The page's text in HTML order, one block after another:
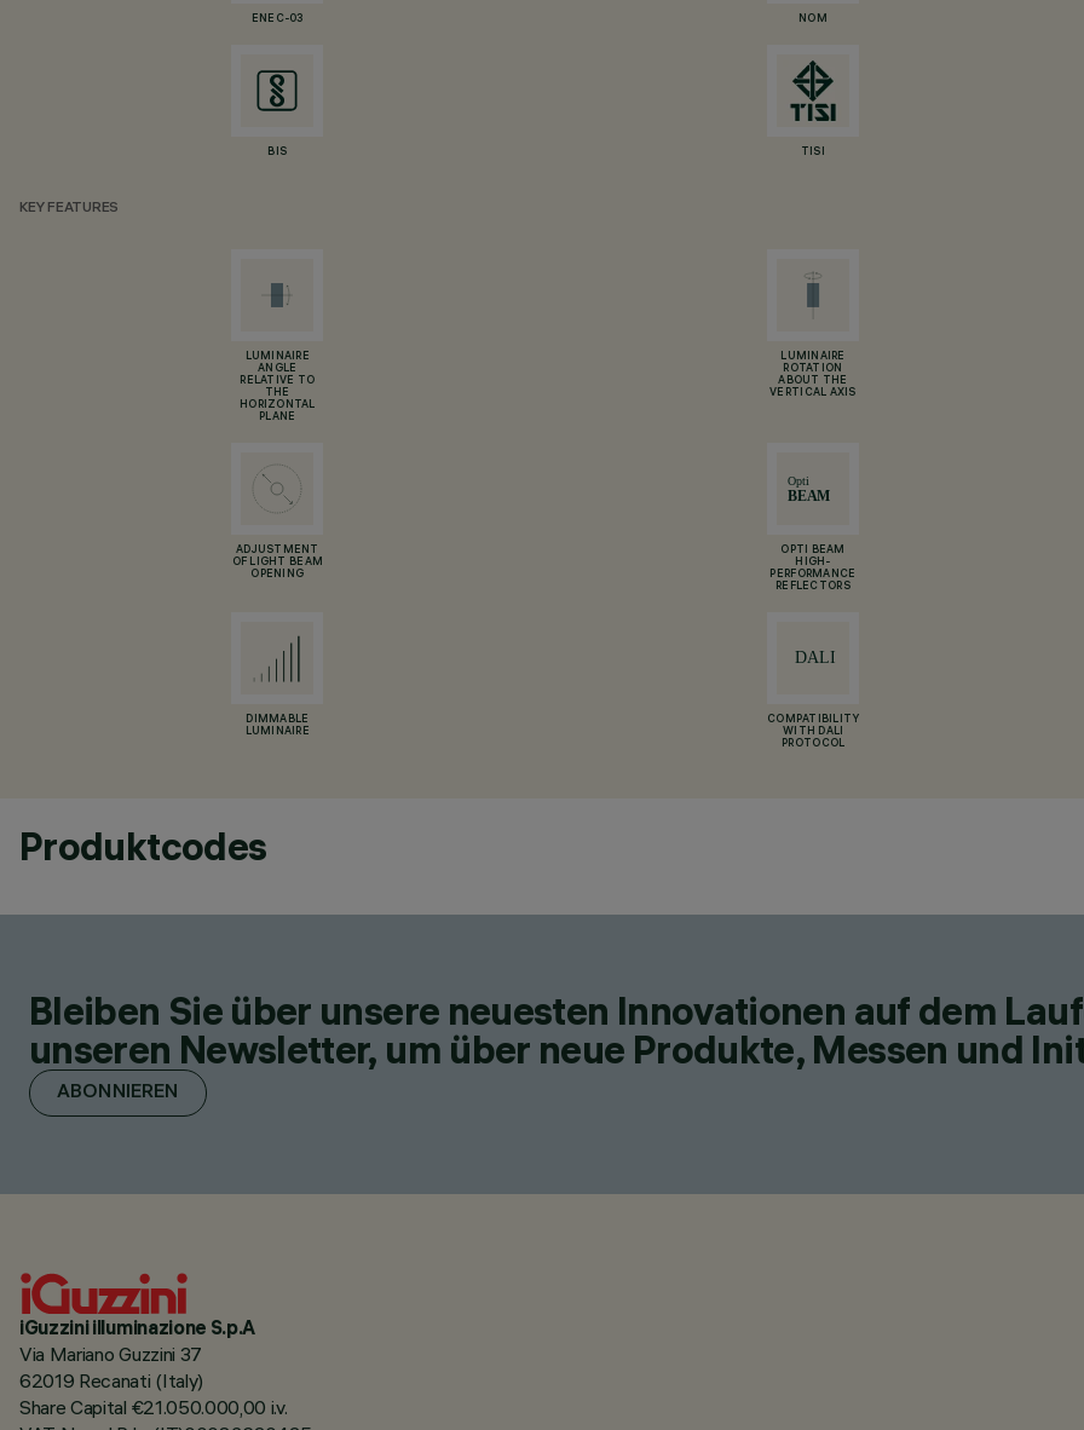
ENEC-03 NOM
BIS TISI
KEY FEATURES
LUMINAIRE
ANGLE
RELATIVE TO
THE
HORIZONTAL
PLANE
LUMINAIRE
ROTATION
ABOUT THE
VERTICAL AXIS
ADJUSTMENT
OF LIGHT BEAM
OPENING
OPTI BEAM
HIGH-
PERFORMANCE
REFLECTORS
DIMMABLE
LUMINAIRE
COMPATIBILITY
WITH DALI
PROTOCOL
Produktcodes
Bleiben Sie über unsere neuesten Innovationen auf dem
unseren Newsletter, um über neue Produkte, Messen und
ABONNIEREN
iGuzzini illuminazione S.p.A
Via Mariano Guzzini 37
62019 Recanati (Italy)
Share Capital €21.050.000,00 i.v.